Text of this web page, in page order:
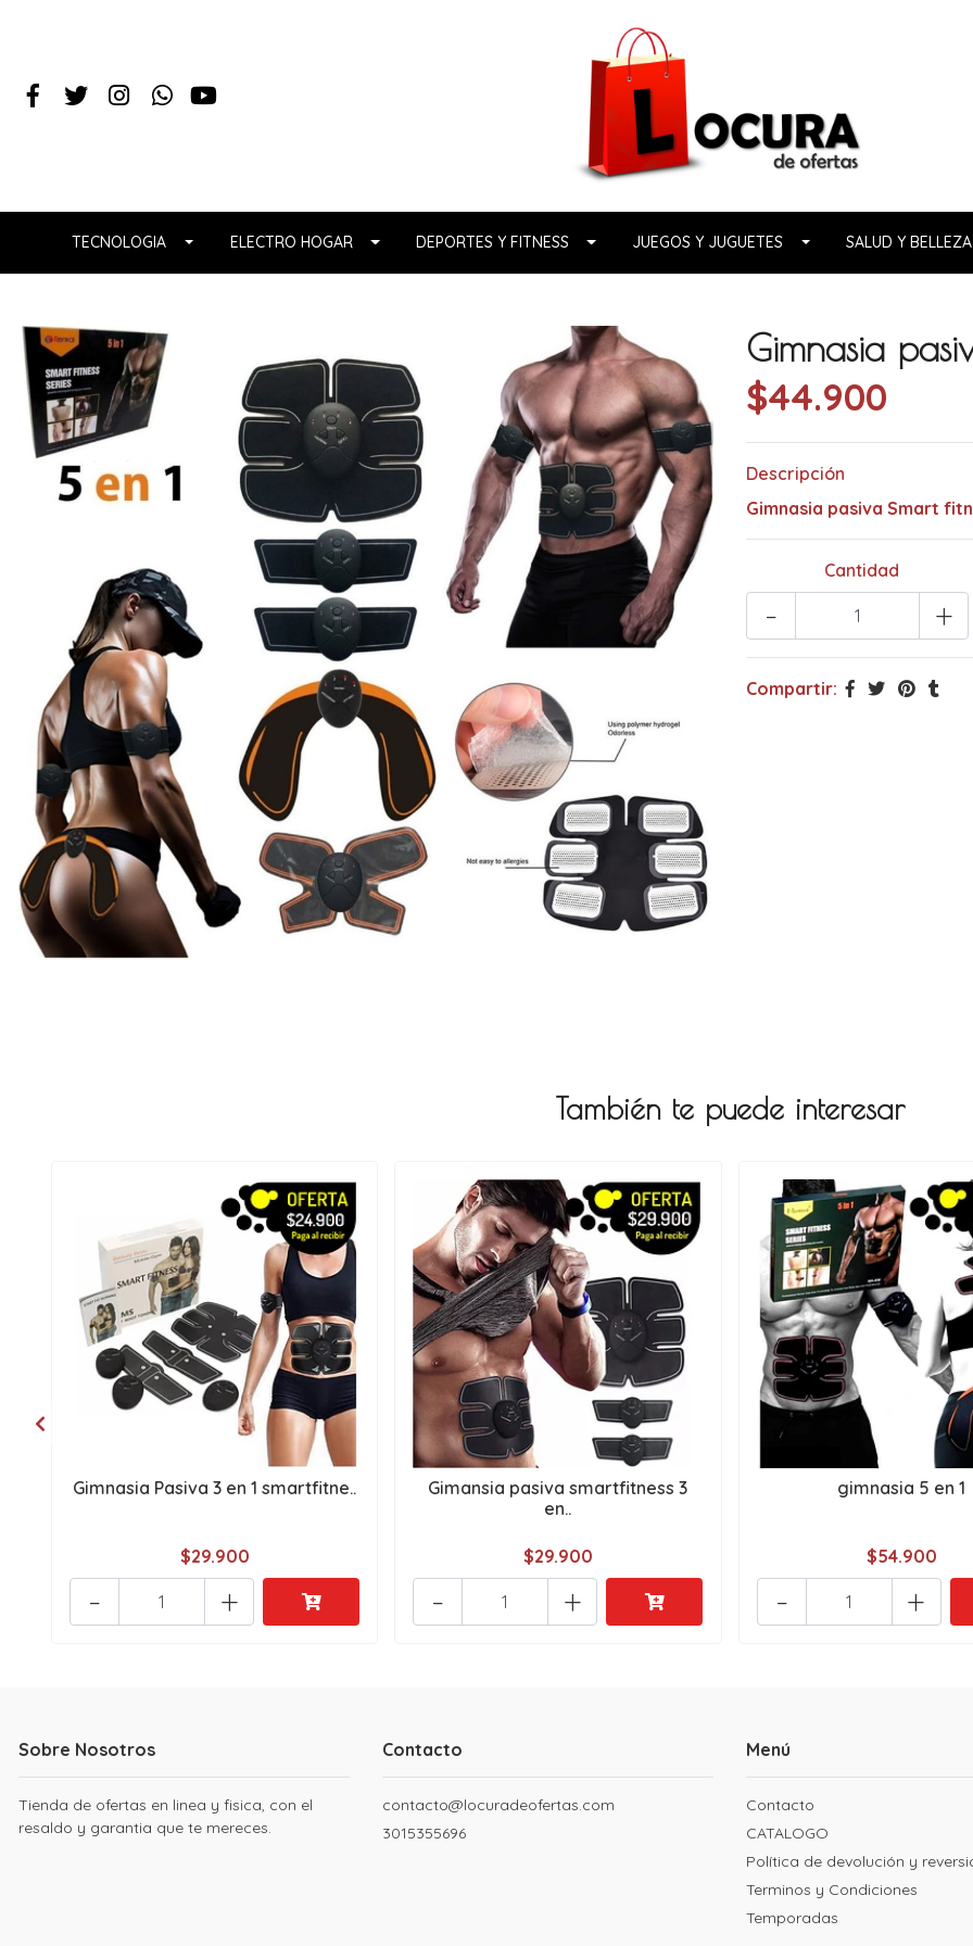
TECNOLOGIA ELECTRO HOGAR DEPORTES Y FITNESS JUEGOS Y JUGUETES SALUD Y BELLEZA
Gimnasia
$44.900
Descripción
Gimnasia pasiva Smart
Cantidad
+
-
Compartir:
También te puede interesar
Gimnasia Pasiva 3 en 1 smartfitne..
$29.900
+
-
Gimansia pasiva smartfitness 3
en..
$29.900
+
-
gimnasia 5 en 1
$54.900
+
-
Sobre Nosotros
Tienda de ofertas en linea y fisica, con el
resaldo y garantia que te mereces.
Contacto
contacto@locuradeofertas.com
3015355696
Menú
Contacto
CATALOGO
Política de devolución y
Terminos y Condiciones
Temporadas